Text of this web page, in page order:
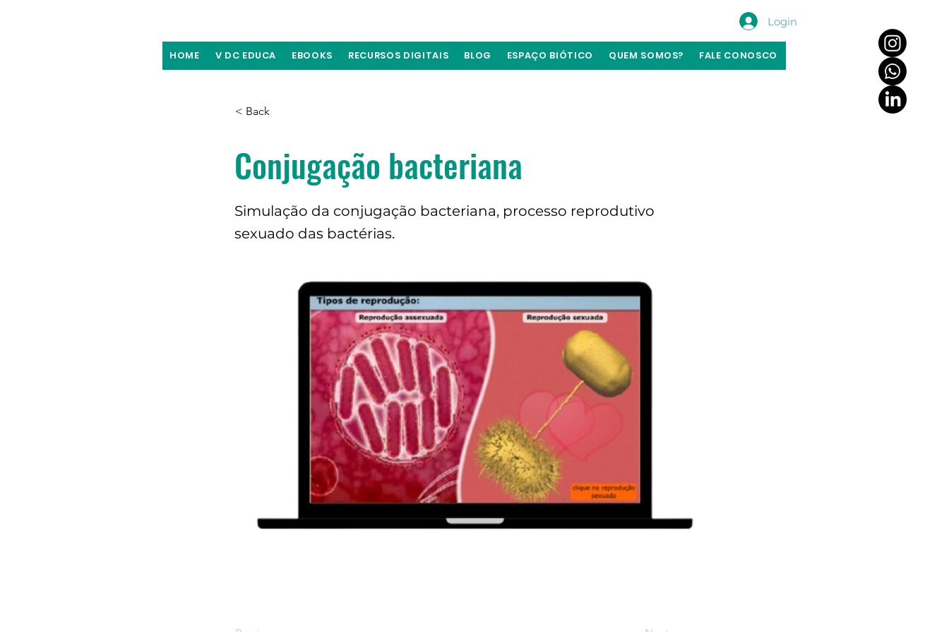
Login
HOME V DC EDUCA EBOOKS RECURSOS DIGITAIS BLOG ESPAÇO BIÓTICO QUEM SOMOS? FALE CONOSCO
< Back
Conjugação bacteriana
Simulação da conjugação bacteriana, processo reprodutivo
sexuado das bactérias.